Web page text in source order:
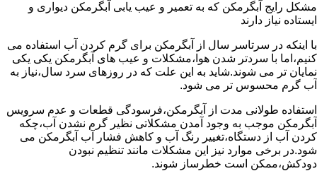
مشکل رایج آبگرمکن که به تعمیر و عیب یابی آبگرمکن دیواری و
ایستاده نیاز دارند
با اینکه در سرتاسر سال از آبگرمکن برای گرم کردن آب استفاده می
کنیم،اما با سردتر شدن هوا،مشکلات و عیب های آبگرمکن یکی یکی
نمایان تر می شوند.شاید به این علت که در روزهای سرد سال،نیاز به
آب گرم محسوس تر می شود.
استفاده طولانی مدت از آبگرمکن،فرسودگی قطعات و عدم سرویس
آبگرمکن موجب به وجود آمدن مشکلاتی نظیر گرم نشدن آب،چکه
کردن آب از دستگاه،تغییر رنگ آب و کاهش فشار آب آبگرمکن می
شود.در برخی موارد نیز این مشکلات مانند تنظیم نبودن
دودکش،ممکن است خطرساز شوند.